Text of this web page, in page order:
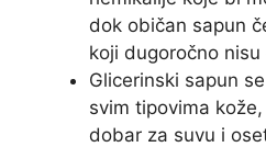
dok običan sapun
koji dugoročno
Glicerinski sapun
svim tipovima
dobar za suvu i